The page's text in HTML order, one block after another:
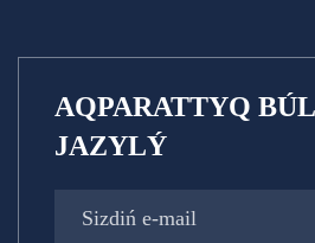
AQPARATTYQ
JAZYLÝ